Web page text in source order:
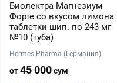
Биолектра Магнезиум
Форте со вкусом лимона
таблетки шип. по 243 мг
№10 (туба)
Hermes Pharma (Германия)
от45 000сум